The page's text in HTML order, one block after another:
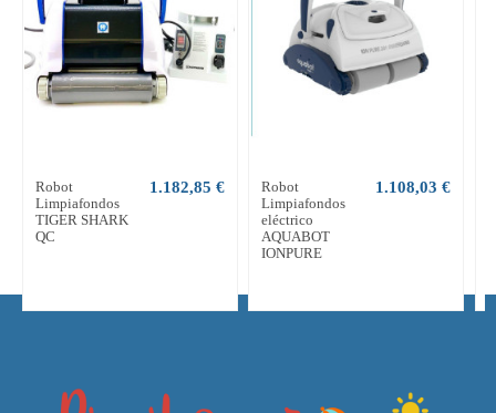
Robot
Limpiafondos
TIGER SHARK
QC
1.182,85 €
Robot
Limpiafondos
eléctrico
AQUABOT
IONPURE
1.108,03 €